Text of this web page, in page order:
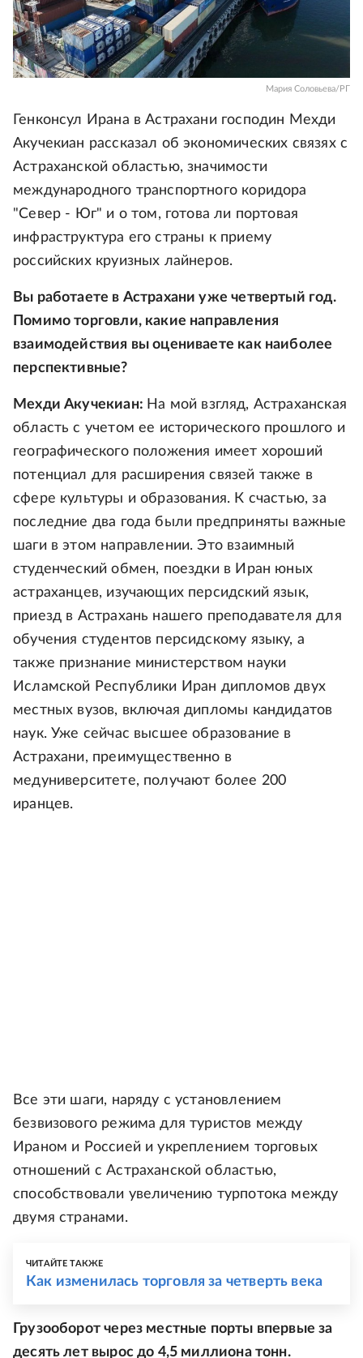
Мария Соловьева/РГ
Генконсул Ирана в Астрахани господин Мехди
Акучекиан рассказал об экономических связях с
Астраханской областью, значимости
международного транспортного коридора
"Север - Юг" и о том, готова ли портовая
инфраструктура его страны к приему
российских круизных лайнеров.
Вы работаете в Астрахани уже четвертый год.
Помимо торговли, какие направления
взаимодействия вы оцениваете как наиболее
перспективные?
Мехди Акучекиан: На мой взгляд, Астраханская
область с учетом ее исторического прошлого и
географического положения имеет хороший
потенциал для расширения связей также в
сфере культуры и образования. К счастью, за
последние два года были предприняты важные
шаги в этом направлении. Это взаимный
студенческий обмен, поездки в Иран юных
астраханцев, изучающих персидский язык,
приезд в Астрахань нашего преподавателя для
обучения студентов персидскому языку, а
также признание министерством науки
Исламской Республики Иран дипломов двух
местных вузов, включая дипломы кандидатов
наук. Уже сейчас высшее образование в
Астрахани, преимущественно в
медуниверситете, получают более 200
иранцев.
Все эти шаги, наряду с установлением
безвизового режима для туристов между
Ираном и Россией и укреплением торговых
отношений с Астраханской областью,
способствовали увеличению турпотока между
двумя странами.
ЧИТАЙТЕ ТАКЖЕ
Как изменилась торговля за четверть века
Грузооборот через местные порты впервые за
десять лет вырос до 4,5 миллиона тонн.